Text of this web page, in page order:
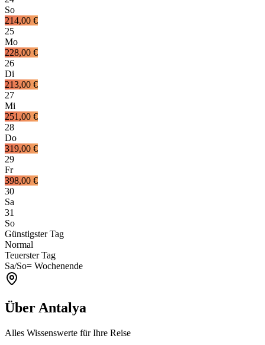
So
214,00 €
25
Mo
228,00 €
26
Di
213,00 €
27
Mi
251,00 €
28
Do
319,00 €
29
Fr
398,00 €
30
Sa
31
So
Günstigster Tag
Normal
Teuerster Tag
Sa/So= Wochenende
Über Antalya
Alles Wissenswerte für Ihre Reise